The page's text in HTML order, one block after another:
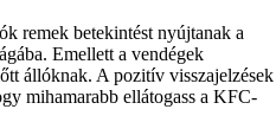
remek betekintést nyújtanak a
Emellett a vendégek
állóknak. A pozitív visszajelzések
mihamarabb ellátogass a KFC-